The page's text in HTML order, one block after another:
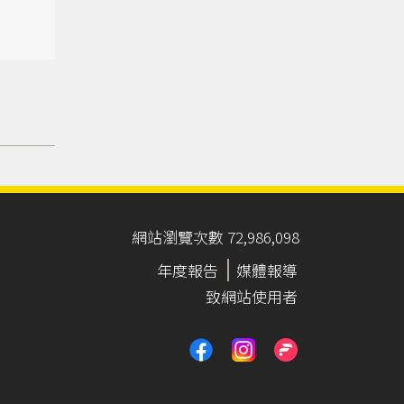
網站瀏覽次數 72,986,098
年度報告
媒體報導
致網站使用者